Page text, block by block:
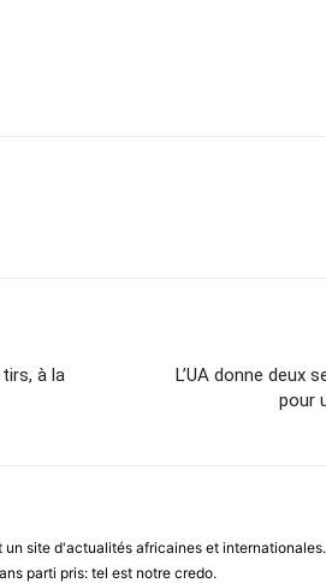
à la
L’UA donne deux
pour
site d'actualités africaines et
parti pris: tel est notre credo.